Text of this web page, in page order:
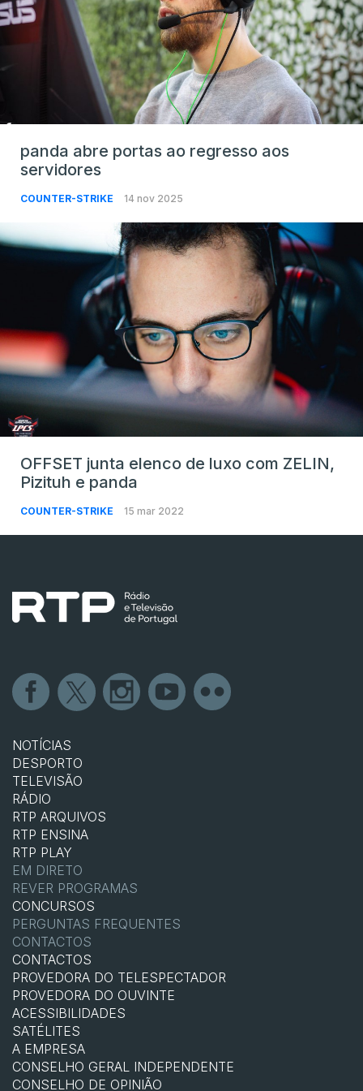
panda abre portas ao regresso aos
servidores
COUNTER-STRIKE 14 nov 2025
OFFSET junta elenco de luxo com ZELIN,
Pizituh e panda
COUNTER-STRIKE 15 mar 2022
NOTÍCIAS
DESPORTO
TELEVISÃO
RÁDIO
RTP ARQUIVOS
RTP ENSINA
RTP PLAY
EM DIRETO
REVER PROGRAMAS
CONCURSOS
PERGUNTAS FREQUENTES
CONTACTOS
CONTACTOS
PROVEDORA DO TELESPECTADOR
PROVEDORA DO OUVINTE
ACESSIBILIDADES
SATÉLITES
A EMPRESA
CONSELHO GERAL INDEPENDENTE
CONSELHO DE OPINIÃO